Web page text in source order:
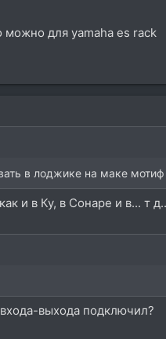
можно для yamaha es rack
в лоджике на маке
и в Ку, в Сонаре и в... т
выхода подключил?